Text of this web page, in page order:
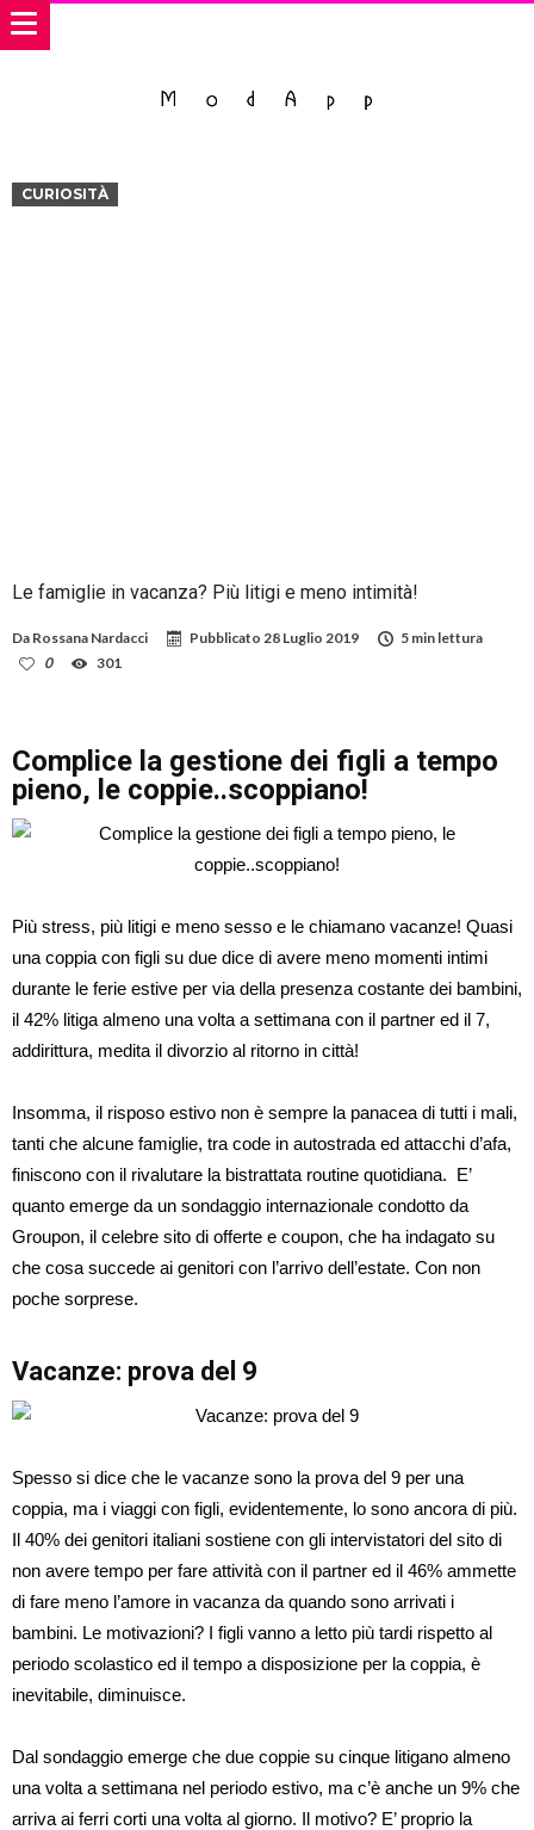
CURIOSITÀ
Le famiglie in vacanza? Più litigi e meno intimità!
Da Rossana Nardacci Pubblicato 28 Luglio 2019
5 min lettura
0
301
Complice la gestione dei figli a tempo
pieno, le coppie..scoppiano!
Più stress, più litigi e meno sesso e le chiamano vacanze! Quasi
una coppia con figli su due dice di avere meno momenti intimi
durante le ferie estive per via della presenza costante dei bambini,
il 42% litiga almeno una volta a settimana con il partner ed il 7,
addirittura, medita il divorzio al ritorno in città!
Insomma, il risposo estivo non è sempre la panacea di tutti i mali,
tanti che alcune famiglie, tra code in autostrada ed attacchi d’afa,
finiscono con il rivalutare la bistrattata routine quotidiana. E’
quanto emerge da un sondaggio internazionale condotto da
Groupon, il celebre sito di offerte e coupon, che ha indagato su
che cosa succede ai genitori con l’arrivo dell’estate. Con non
poche sorprese.
Vacanze: prova del 9
Spesso si dice che le vacanze sono la prova del 9 per una
coppia, ma i viaggi con figli, evidentemente, lo sono ancora di più.
Il 40% dei genitori italiani sostiene con gli intervistatori del sito di
non avere tempo per fare attività con il partner ed il 46% ammette
di fare meno l’amore in vacanza da quando sono arrivati i
bambini. Le motivazioni? I figli vanno a letto più tardi rispetto al
periodo scolastico ed il tempo a disposizione per la coppia, è
inevitabile, diminuisce.
Dal sondaggio emerge che due coppie su cinque litigano almeno
una volta a settimana nel periodo estivo, ma c’è anche un 9% che
arriva ai ferri corti una volta al giorno. Il motivo? E’ proprio la